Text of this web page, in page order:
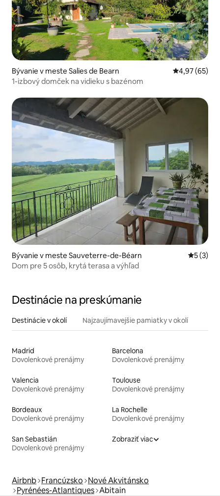
Bývanie v meste Salies de Bearn Priemerné
4,97 (65)
1-izbový domček na vidieku s bazénom
Bývanie v meste Sauveterre-de-Béarn
5 (3)
Dom pre 5 osôb, krytá terasa a výhľad
Destinácie na preskúmanie
Destinácie v okolí Najzaujímavejšie pamiatky v okolí
Madrid
Dovolenkové prenájmy
Barcelona
Dovolenkové prenájmy
Valencia
Dovolenkové prenájmy
Toulouse
Dovolenkové prenájmy
Bordeaux
Dovolenkové prenájmy
La Rochelle
Dovolenkové prenájmy
San Sebastián
Dovolenkové prenájmy
Zobraziť viac
Airbnb Francúzsko Nové Akvitánsko
Pyrénées-Atlantiques Abitain